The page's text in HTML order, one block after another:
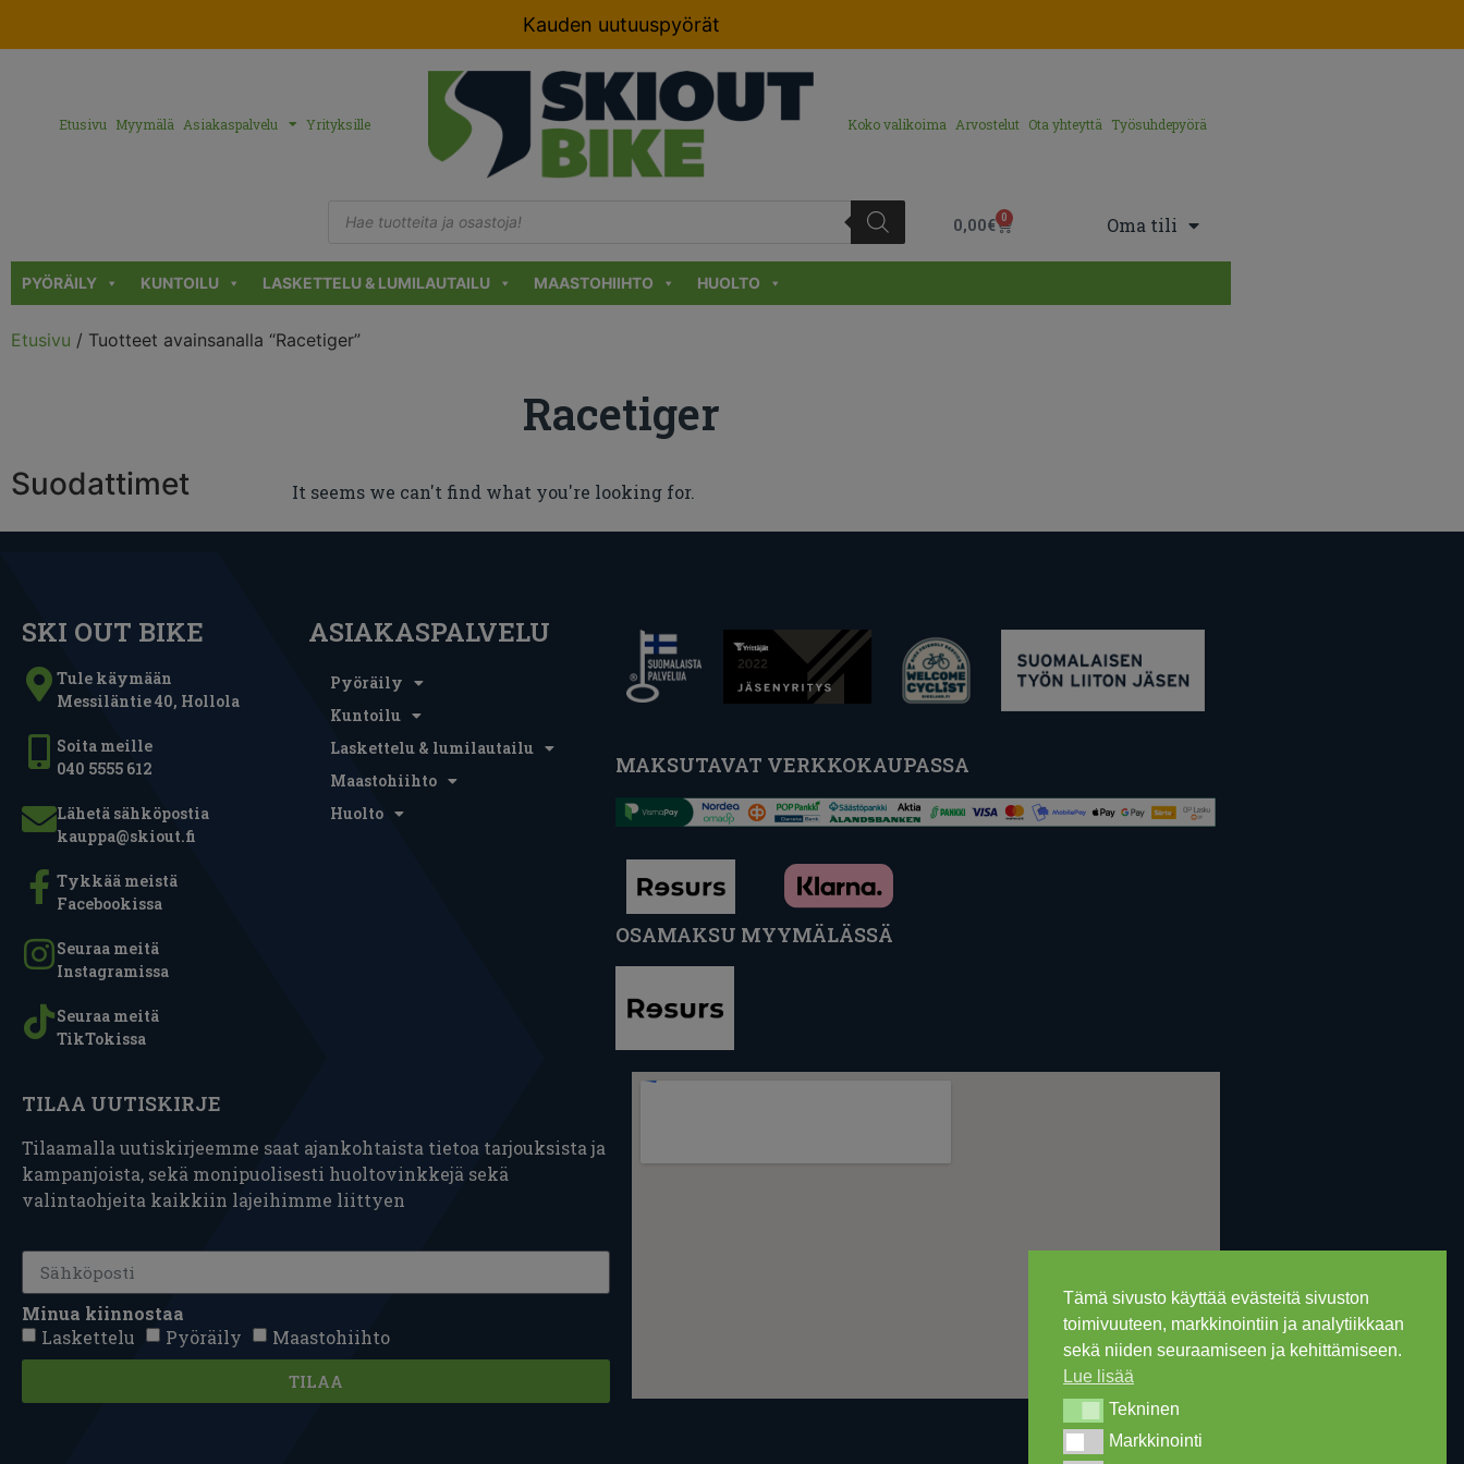
Tämä sivusto käyttää evästeitä sivuston
toimivuuteen, markkinointiin ja analytiikkaan
sekä niiden seuraamiseen ja kehittämiseen.
Lue lisää
TekninenTekninen
MarkkinointiMarkkinointi
Kauden uutuuspyörät
Etusivu Myymälä Asiakaspalvelu Yrityksille Koko valikoima Arvostelut Ota yhteyttä Työsuhdepyörä
0,00€ 0 Oma tili
PYÖRÄILY KUNTOILU LASKETTELU & LUMILAUTAILU MAASTOHIIHTO HUOLTO
Etusivu / Tuotteet avainsanalla “Racetiger”
Racetiger
Suodattimet It seems we can't find what you're looking for.
SKI OUT BIKE
Tule käymään
Messiläntie 40, Hollola
Soita meille
040 5555 612
Lähetä sähköpostia
kauppa@skiout.fi
Tykkää meistä
Facebookissa
Seuraa meitä
Instagramissa
Seuraa meitä
TikTokissa
ASIAKASPALVELU
Pyöräily
Kuntoilu
Laskettelu & lumilautailu
Maastohiihto
Huolto
MAKSUTAVAT VERKKOKAUPASSA
OSAMAKSU MYYMÄLÄSSÄ
TILAA UUTISKIRJE
Tilaamalla uutiskirjeemme saat ajankohtaista tietoa tarjouksista ja
kampanjoista, sekä monipuolisesti huoltovinkkejä sekä
valintaohjeita kaikkiin lajeihimme liittyen
Minua kiinnostaa
Laskettelu
Pyöräily Maastohiihto
TILAA